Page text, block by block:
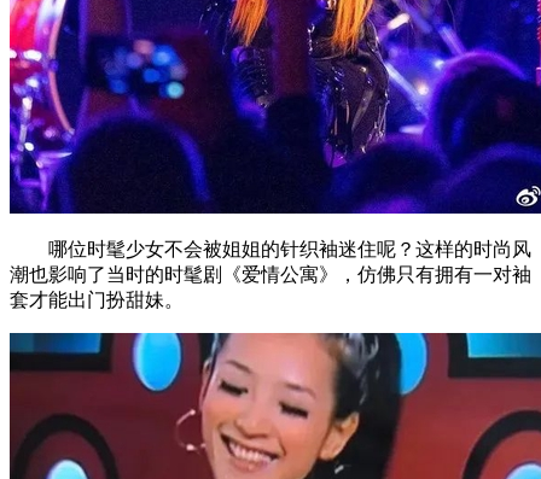
哪位时髦少女不会被姐姐的针织袖迷住呢？这样的时尚风
潮也影响了当时的时髦剧《爱情公寓》，仿佛只有拥有一对袖
套才能出门扮甜妹。